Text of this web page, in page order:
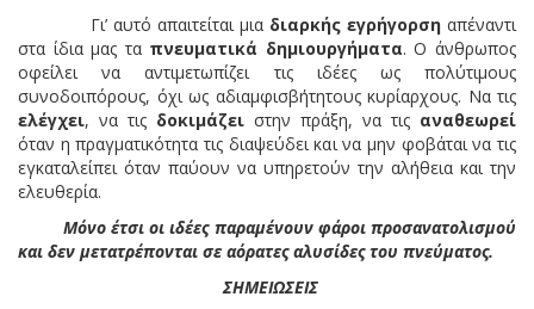
Γι’ αυτό απαιτείται μια διαρκής εγρήγορσηαπέναντι
στα ίδια μας τα πνευματικά δημιουργήματα. Ο άνθρωπος
οφείλει να αντιμετωπίζει τις ιδέες ως πολύτιμους
συνοδοιπόρους, όχι ως αδιαμφισβήτητους κυρίαρχους. Να τις
ελέγχει, να τις δοκιμάζει στην πράξη, να τις αναθεωρεί
όταν η πραγματικότητα τις διαψεύδει και να μην φοβάται να τις
εγκαταλείπει όταν παύουν να υπηρετούν την αλήθεια και την
ελευθερία.
Μόνο έτσι οι ιδέες παραμένουν φάροι προσανατολισμού
και δεν μετατρέπονται σε αόρατες αλυσίδες του πνεύματος.
ΣΗΜΕΙΩΣΕΙΣ